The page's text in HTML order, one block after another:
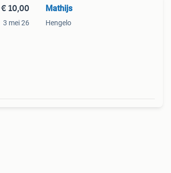
€ 10,00
3 mei 26
Mathijs
Hengelo